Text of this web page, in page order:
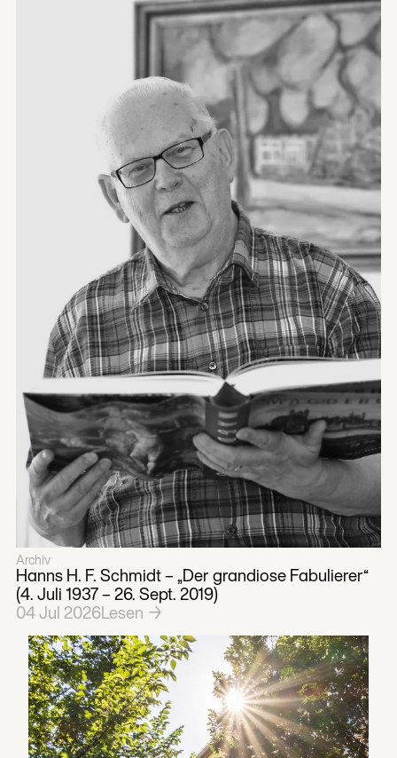
Archiv
Hanns H. F. Schmidt – „Der grandiose Fabulierer“
(4. Juli 1937 – 26. Sept. 2019)
04Jul 2026Lesen →